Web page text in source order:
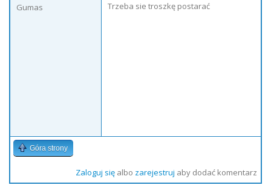
Gumas
Trzeba sie troszkę postarać
Góra strony
Zaloguj sięalbo zarejestruj aby dodać komentarz